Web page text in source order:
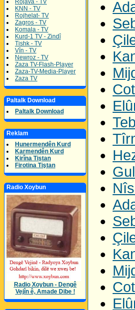
Rojava - TV
KNN - TV
Rojhelat- TV
Zagros - TV
Komala - TV
Kurd-1 TV - Zindî
Tishk - TV
Vîn - TV
Newroz - TV
Zaza TV-Flash-Player
Zaza-TV-Media-Player
Zaza TV
Paltalk Download
Paltalk Download
Reklam
Hunermendên Kurd
Karmendên Kurd
Kirîna Tiştan
Firotina Tiştan
Radio Xoybun
Radio Xoybun - Dengê
Vejîn ê, Amade Dibe !